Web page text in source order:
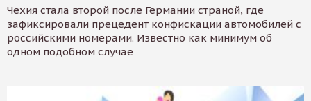
Чехия стала второй после Германии страной, где
зафиксировали прецедент конфискации автомобилей с
российскими номерами. Известно как минимум об
одном подобном случае